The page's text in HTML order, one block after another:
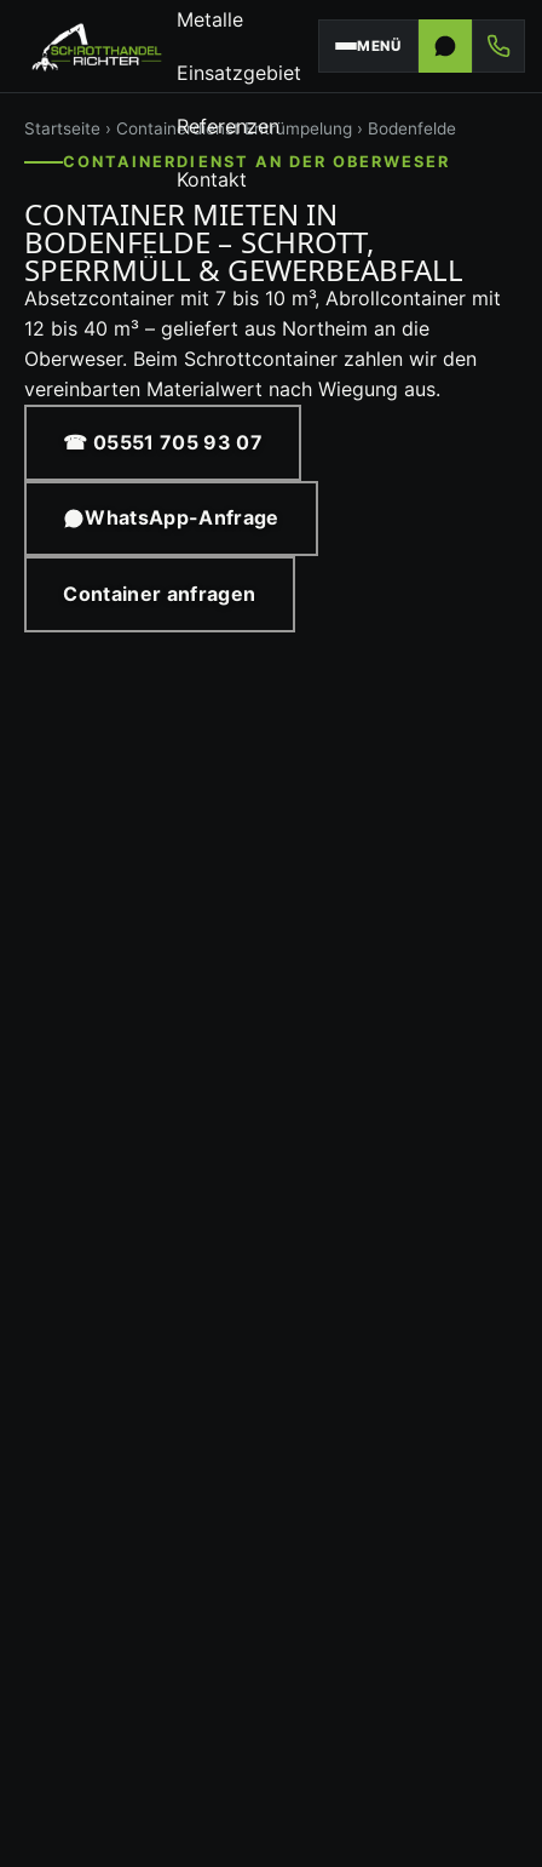
Metalle
Einsatzgebiet
Referenzen
Kontakt
MENÜ
Startseite › Containerdienst Entrümpelung › Bodenfelde
CONTAINERDIENST AN DER OBERWESER
CONTAINER MIETEN IN
BODENFELDE – SCHROTT,
SPERRMÜLL & GEWERBEABFALL
Absetzcontainer mit 7 bis 10 m³, Abrollcontainer mit
12 bis 40 m³ – geliefert aus Northeim an die
Oberweser. Beim Schrottcontainer zahlen wir den
vereinbarten Materialwert nach Wiegung aus.
☎ 05551 705 93 07
WhatsApp-Anfrage
Container anfragen